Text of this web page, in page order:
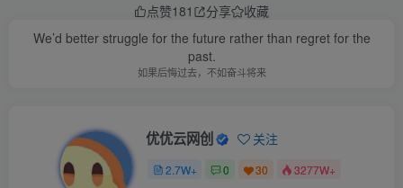
点赞181 分享
收藏
We’d better struggle for the future rather than regret for the
past.
如果后悔过去，不如奋斗将来
优优云网创 关注
2.7W+ 0 30 3277W+